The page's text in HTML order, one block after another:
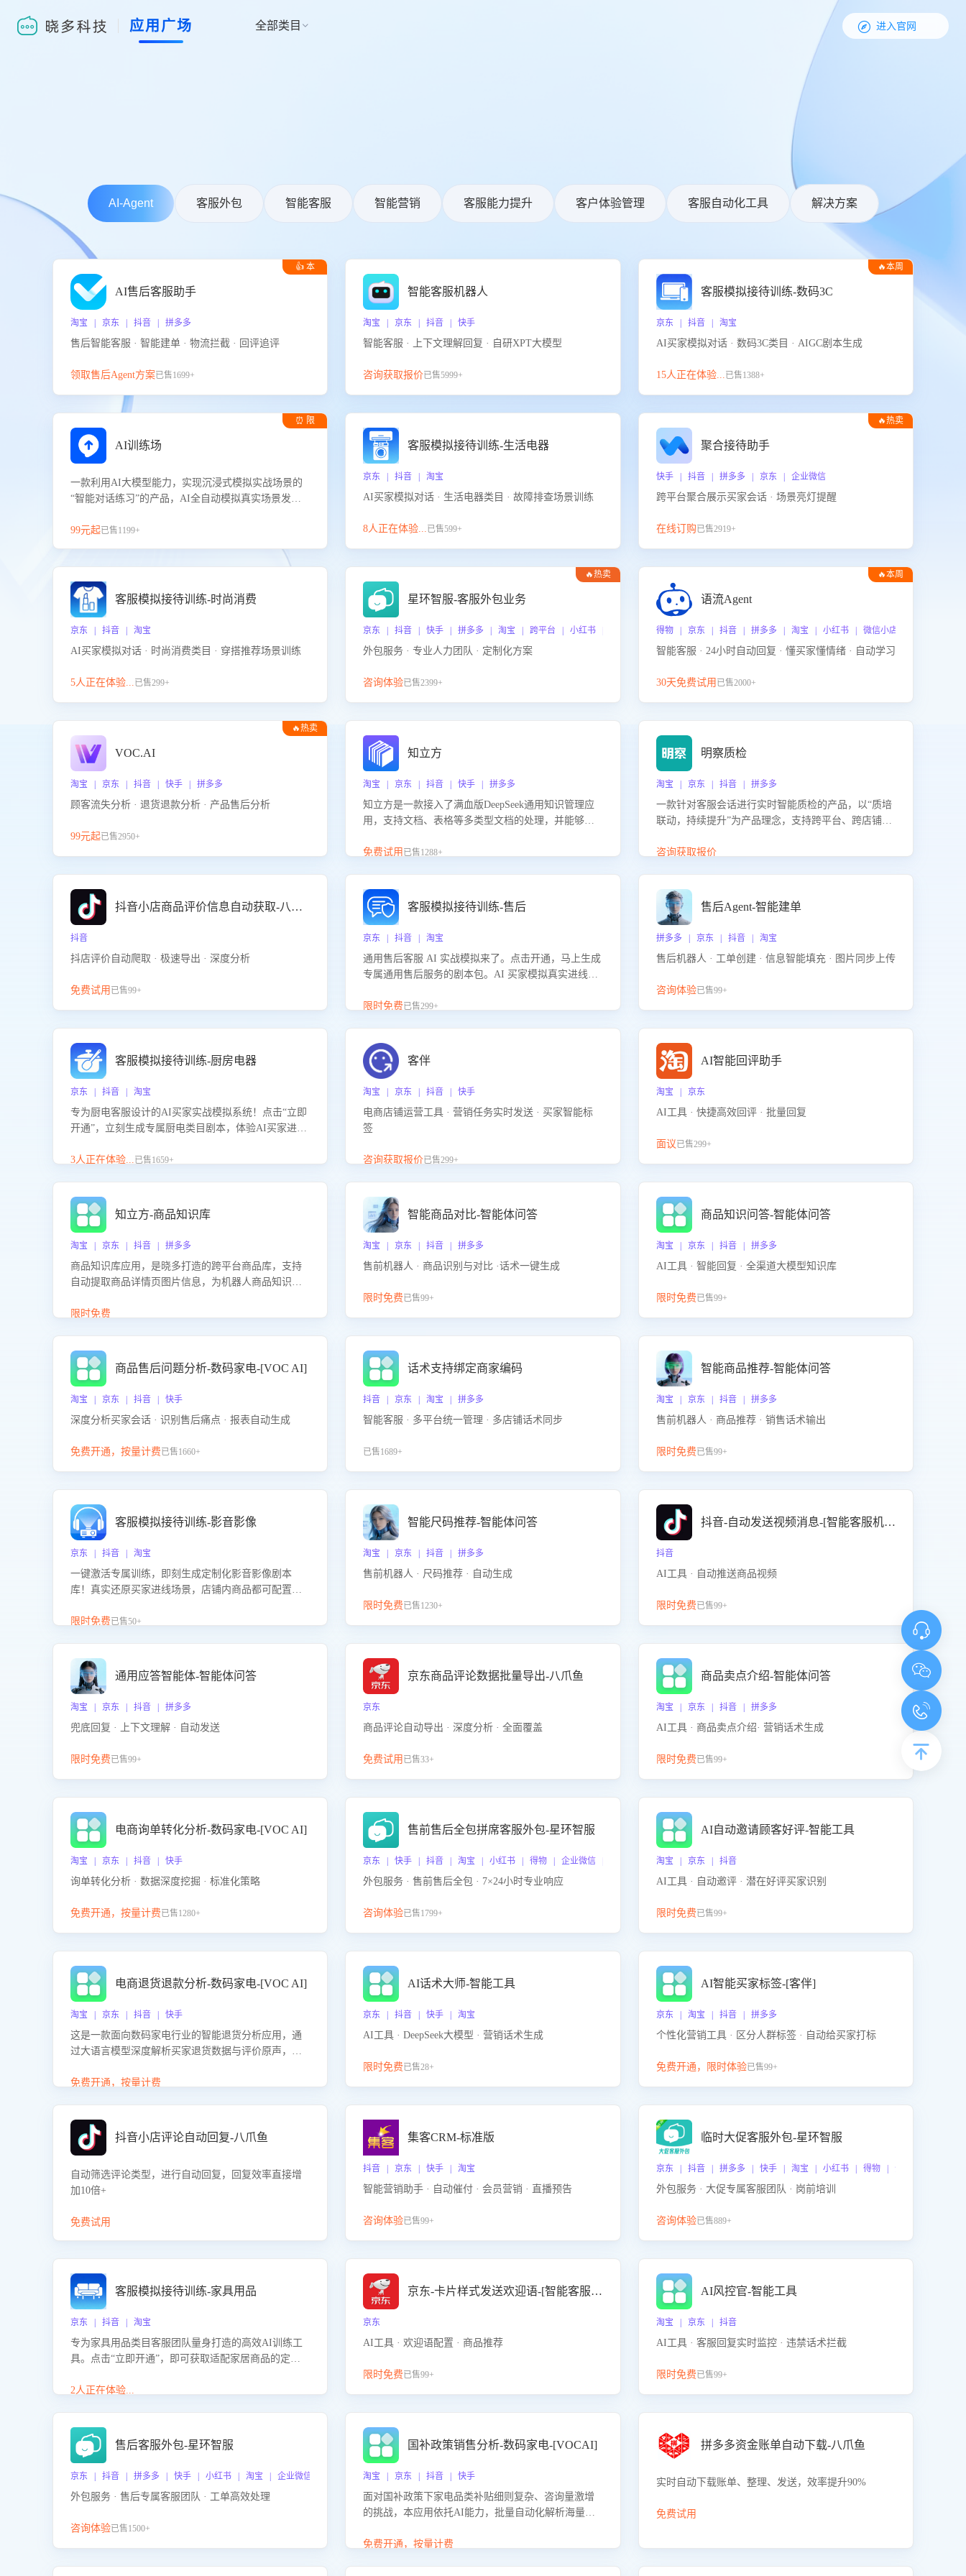
应用广场 全部类目   进入官网
AI-Agent 客服外包 智能客服 智能营销 客服能力提升 客户体验管理 客服自动化工具 解决方案
👍 本
AI售后客服助手
淘宝 | 京东 | 抖音 | 拼多多
售后智能客服 · 智能建单 · 物流拦截 · 回评追评
领取售后Agent方案已售1699+
智能客服机器人
淘宝 | 京东 | 抖音 | 快手
智能客服 · 上下文理解回复 · 自研XPT大模型
咨询获取报价已售5999+
🔥本周
客服模拟接待训练-数码3C
京东 | 抖音 | 淘宝
AI买家模拟对话 · 数码3C类目 · AIGC剧本生成
15人正在体验...已售1388+
⏰ 限
AI训练场
一款利用AI大模型能力，实现沉浸式模拟实战场景的
“智能对话练习”的产品，AI全自动模拟真实场景发生
提升客服团队的销服能力。
99元起已售1199+
客服模拟接待训练-生活电器
京东 | 抖音 | 淘宝
AI买家模拟对话 · 生活电器类目 · 故障排查场景训练
8人正在体验...已售599+
🔥热卖
聚合接待助手
快手 | 抖音 | 拼多多 | 京东 | 企业微信
跨平台聚合展示买家会话 · 场景亮灯提醒
在线订购已售2919+
客服模拟接待训练-时尚消费
京东 | 抖音 | 淘宝
AI买家模拟对话 · 时尚消费类目 · 穿搭推荐场景训练
5人正在体验...已售299+
🔥热卖
星环智服-客服外包业务
京东 | 抖音 | 快手 | 拼多多 | 淘宝 | 跨平台 | 小红书 | 得物 | 企业微信
外包服务 · 专业人力团队 · 定制化方案
咨询体验已售2399+
🔥本周
语流Agent
得物 | 京东 | 抖音 | 拼多多 | 淘宝 | 小红书 | 微信小店 | 快手 | 唯品
智能客服 · 24小时自动回复 · 懂买家懂情绪 · 自动学习
30天免费试用 已售2000+
🔥热卖
VOC.AI
淘宝 | 京东 | 抖音 | 快手 | 拼多多
顾客流失分析 · 退货退款分析 · 产品售后分析
99元起已售2950+
知立方
淘宝 | 京东 | 抖音 | 快手 | 拼多多
知立方是一款接入了满血版DeepSeek通用知识管理应
用，支持文档、表格等多类型文档的处理，并能够基
景提供强大的知识支持，帮助用户高效管理和利用知
免费试用 已售1288+
明察质检
淘宝 | 京东 | 抖音 | 拼多多
一款针对客服会话进行实时智能质检的产品，以“质培
联动，持续提升”为产品理念，支持跨平台、跨店铺的
联动，持续提升客服团队的销服能力。
咨询获取报价
抖音小店商品评价信息自动获取-八爪鱼
抖音
抖店评价自动爬取 · 极速导出 · 深度分析
免费试用 已售99+
客服模拟接待训练-售后
京东 | 抖音 | 淘宝
通用售后客服 AI 实战模拟来了。点击开通，马上生成
专属通用售后服务的剧本包。AI 买家模拟真实进线咨
咨询等售后场景的应对要点，轻松提升服务能力。
限时免费已售299+
售后Agent-智能建单
拼多多 | 京东 | 抖音 | 淘宝
售后机器人 · 工单创建 · 信息智能填充 · 图片同步上传
咨询体验已售99+
客服模拟接待训练-厨房电器
京东 | 抖音 | 淘宝
专为厨电客服设计的AI买家实战模拟系统！点击“立即
开通”，立刻生成专属厨电类目剧本，体验AI买家进线
能咨询”等真实场景应对技巧！
3人正在体验...已售1659+
客伴
淘宝 | 京东 | 抖音 | 快手
电商店铺运营工具 · 营销任务实时发送 · 买家智能标
签
咨询获取报价已售299+
AI智能回评助手
淘宝 | 京东
AI工具 · 快捷高效回评 · 批量回复
面议已售299+
知立方-商品知识库
淘宝 | 京东 | 抖音 | 拼多多
商品知识库应用，是晓多打造的跨平台商品库，支持
自动提取商品详情页图片信息，为机器人商品知识问
商品知识。
限时免费
智能商品对比-智能体问答
淘宝 | 京东 | 抖音 | 拼多多
售前机器人 · 商品识别与对比 ·话术一键生成
限时免费已售99+
商品知识问答-智能体问答
淘宝 | 京东 | 抖音 | 拼多多
AI工具 · 智能回复 · 全渠道大模型知识库
限时免费已售99+
商品售后问题分析-数码家电-[VOC AI]
淘宝 | 京东 | 抖音 | 快手
深度分析买家会话 · 识别售后痛点 · 报表自动生成
免费开通，按量计费已售1660+
话术支持绑定商家编码
抖音 | 京东 | 淘宝 | 拼多多
智能客服 · 多平台统一管理 · 多店铺话术同步
已售1689+
智能商品推荐-智能体问答
淘宝 | 京东 | 抖音 | 拼多多
售前机器人 · 商品推荐 · 销售话术输出
限时免费已售99+
客服模拟接待训练-影音影像
京东 | 抖音 | 淘宝
一键激活专属训练，即刻生成定制化影音影像剧本
库！真实还原买家进线场景，店铺内商品都可配置到
升客服售前转化率。点击 “立即开通”，快速获取影音
限时免费已售50+
智能尺码推荐-智能体问答
淘宝 | 京东 | 抖音 | 拼多多
售前机器人 · 尺码推荐 · 自动生成
限时免费已售1230+
抖音-自动发送视频消息-[智能客服机器人]
抖音
AI工具 · 自动推送商品视频
限时免费已售99+
通用应答智能体-智能体问答
淘宝 | 京东 | 抖音 | 拼多多
兜底回复 · 上下文理解 · 自动发送
限时免费已售99+
京东商品评论数据批量导出-八爪鱼
京东
商品评论自动导出 · 深度分析 · 全面覆盖
免费试用 已售33+
商品卖点介绍-智能体问答
淘宝 | 京东 | 抖音 | 拼多多
AI工具 · 商品卖点介绍· 营销话术生成
限时免费已售99+
电商询单转化分析-数码家电-[VOC AI]
淘宝 | 京东 | 抖音 | 快手
询单转化分析 · 数据深度挖掘 · 标准化策略
免费开通，按量计费已售1280+
售前售后全包拼席客服外包-星环智服
京东 | 快手 | 抖音 | 淘宝 | 小红书 | 得物 | 企业微信 | 跨平台
外包服务 · 售前售后全包 · 7×24小时专业响应
咨询体验已售1799+
AI自动邀请顾客好评-智能工具
淘宝 | 京东 | 抖音
AI工具 · 自动邀评 · 潜在好评买家识别
限时免费已售99+
电商退货退款分析-数码家电-[VOC AI]
淘宝 | 京东 | 抖音 | 快手
这是一款面向数码家电行业的智能退货分析应用，通
过大语言模型深度解析买家退货数据与评价原声，精
因，并输出可落地的改进建议，通过挖掘用户痛点驱
免费开通，按量计费
AI话术大师-智能工具
京东 | 抖音 | 快手 | 淘宝
AI工具 · DeepSeek大模型 · 营销话术生成
限时免费已售28+
AI智能买家标签-[客伴]
京东 | 淘宝 | 抖音 | 拼多多
个性化营销工具 · 区分人群标签 · 自动给买家打标
免费开通，限时体验已售99+
抖音小店评论自动回复-八爪鱼
自动筛选评论类型，进行自动回复，回复效率直接增
加10倍+
免费试用
集客CRM-标准版
抖音 | 京东 | 快手 | 淘宝
智能营销助手 · 自动催付 · 会员营销 · 直播预告
咨询体验已售99+
临时大促客服外包-星环智服
京东 | 抖音 | 拼多多 | 快手 | 淘宝 | 小红书 | 得物 | 企业微信
外包服务 · 大促专属客服团队 · 岗前培训
咨询体验已售889+
客服模拟接待训练-家具用品
京东 | 抖音 | 淘宝
专为家具用品类目客服团队量身打造的高效AI训练工
具。点击“立即开通”，即可获取适配家居商品的定制
客服在家具用品功能、尺寸参数咨询等高频场景下的
2人正在体验...
京东-卡片样式发送欢迎语-[智能客服机器人]
京东
AI工具 · 欢迎语配置 · 商品推荐
限时免费已售99+
AI风控官-智能工具
淘宝 | 京东 | 抖音
AI工具 · 客服回复实时监控 · 违禁话术拦截
限时免费已售99+
售后客服外包-星环智服
京东 | 抖音 | 拼多多 | 快手 | 小红书 | 淘宝 | 企业微信
外包服务 · 售后专属客服团队 · 工单高效处理
咨询体验已售1500+
国补政策销售分析-数码家电-[VOCAI]
淘宝 | 京东 | 抖音 | 快手
面对国补政策下家电品类补贴细则复杂、咨询量激增
的挑战，本应用依托AI能力，批量自动化解析海量客
政策的关注焦点与购买意向，深度洞察决策动因。同
免费开通，按量计费
拼多多资金账单自动下载-八爪鱼
实时自动下载账单、整理、发送，效率提升90%
免费试用